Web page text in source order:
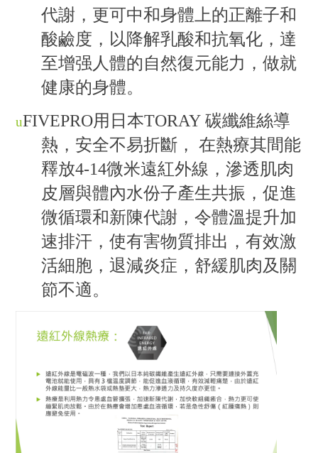
代謝，更可中和身體上的正離子和
酸鹼度，以降解乳酸和抗氧化，達
至增强人體的自然復元能力，做就
健康的身體。
uFIVEPRO用日本TORAY 碳纖維絲導
熱，安全不易折斷，
在熱療其間能
釋放4-14微米遠紅外線，滲透肌肉
皮層與體內水份子產生共振，促進
微循環和新陳代謝，令體溫提升加
速排汗，使有害物質排出，有效激
活細胞，退減炎症，舒緩肌肉及關
節不適。